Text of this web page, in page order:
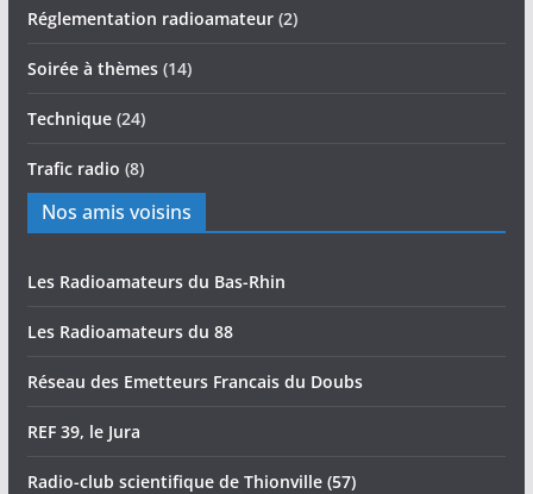
Réglementation radioamateur(2)
Soirée à thèmes(14)
Technique(24)
Trafic radio (8)
Nos amis voisins
Les Radioamateurs du Bas-Rhin
Les Radioamateurs du 88
Réseau des Emetteurs Francais du Doubs
REF 39, le Jura
Radio-club scientifique de Thionville (57)